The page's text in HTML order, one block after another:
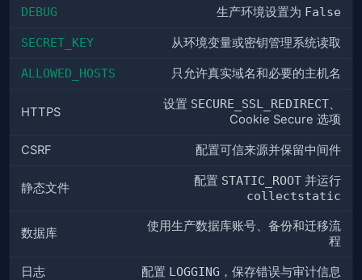
DEBUG 生产环境设置为 False
SECRET_KEY 从环境变量或密钥管理系统读取
ALLOWED_HOSTS 只允许真实域名和必要的主机名
HTTPS
设置 SECURE_SSL_REDIRECT
Cookie Secure 选项
CSRF 配置可信来源并保留中间件
静态文件 配置 STATIC_ROOT 并运行
collectstatic
数据库
使用生产数据库账号、备份和迁移流
程
日志 配置 LOGGING ，保存错误与审计信息